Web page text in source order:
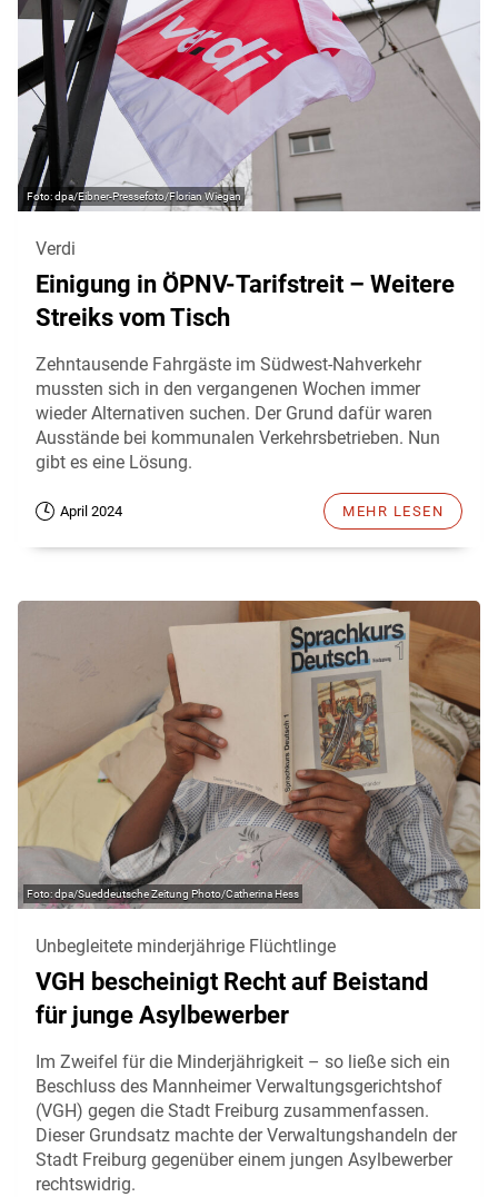
dpa/Eibner-Pressefoto/Florian Wiegan
Verdi
Einigung in ÖPNV-Tarifstreit – Weitere
Streiks vom Tisch
Zehntausende Fahrgäste im Südwest-Nahverkehr
mussten sich in den vergangenen Wochen immer
wieder Alternativen suchen. Der Grund dafür waren
Ausstände bei kommunalen Verkehrsbetrieben. Nun
gibt es eine Lösung.
April 2024 MEHR LESEN
dpa/Sueddeutsche Zeitung Photo/Catherina Hess
Unbegleitete minderjährige Flüchtlinge
VGH bescheinigt Recht auf Beistand
für junge Asylbewerber
Im Zweifel für die Minderjährigkeit – so ließe sich ein
Beschluss des Mannheimer Verwaltungsgerichtshof
(VGH) gegen die Stadt Freiburg zusammenfassen.
Dieser Grundsatz machte der Verwaltungshandeln der
Stadt Freiburg gegenüber einem jungen Asylbewerber
rechtswidrig.